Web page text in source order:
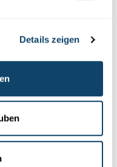
Details zeigen
mehr Energie als